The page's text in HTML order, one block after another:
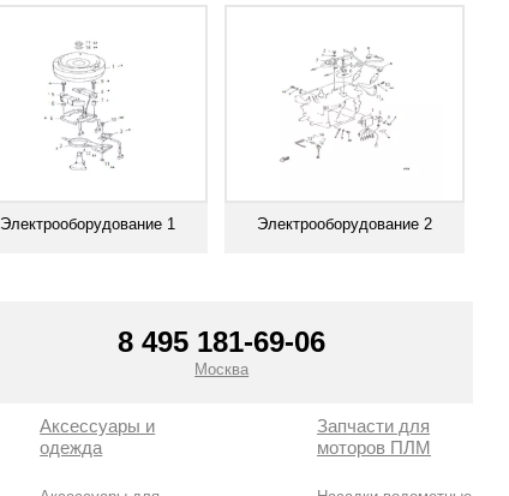
Электрооборудование 1 Электрооборудование 2
8 495 181-69-06
Москва
Аксессуары и
одежда
Запчасти для
моторов ПЛМ